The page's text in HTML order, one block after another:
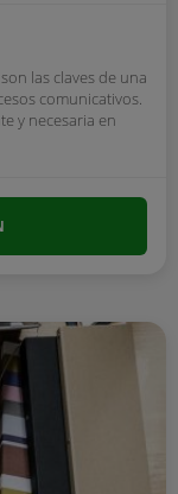
las claves de una
comunicativos.
y necesaria en